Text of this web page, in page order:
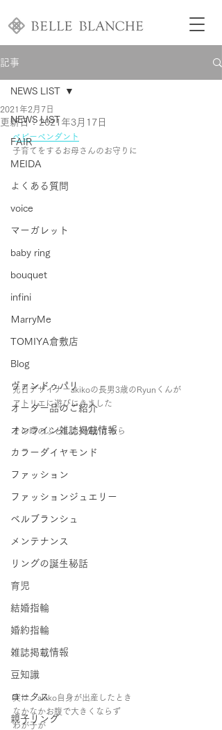
記事
NEWS LIST
FAIR
MEIDA
よくある質問
voice
マーガレット
baby ring
bouquet
infini
ＭarryMe
TOMIYA倉敷店
Blog
ヴァンドゥパリ
オーダー品のご紹介
オンライン雑誌掲載情報
カラーダイヤモンド
ファッション
ファッションジュエリー
ベルブランシュ
メンテナンス
リングの誕生秘話
育児
結婚指輪
婚約指輪
雑誌掲載情報
豆知識
ロータス
親子リング
NEWS LIST
2021年2月7日
更新日： 2021年3月17日
ベビーペンダント
子育てをするお母さんのお守りに
先日デザイナーakikoの長男3歳のRyunくんが
アトリエに遊びにきました
その時のふとした1枚がこちら
実は、akiko自身が出産したとき
なかなかお腹で大きくならず
わが子が